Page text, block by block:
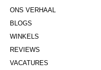
ONS VERHAAL
BLOGS
WINKELS
REVIEWS
VACATURES